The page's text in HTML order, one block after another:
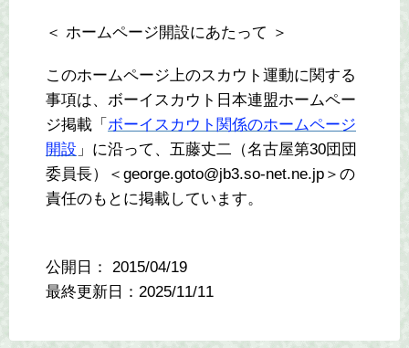
＜ ホームページ開設にあたって ＞
このホームページ上のスカウト運動に関する
事項は、ボーイスカウト日本連盟ホームペー
ジ掲載「 ボーイスカウト関係のホームページ
開設 」に沿って、五藤丈二（名古屋第30団団
委員長）＜george.goto@jb3.so-net.ne.jp＞の
責任のもとに掲載しています。
公開日： 2015/04/19
最終更新日：2025/11/11